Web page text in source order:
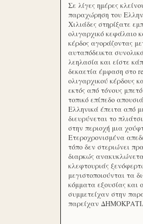
Σε λίγες ημέρες
παραχώρηση του
Χιλιάδες στηρίξατε
ολιγαρχικό κεφάλαιο
κέρδος αγοράζοντας
αυταπόδεικτα
λεηλασία και είστε
δεκαετία έμφαση στο
ολιγαρχικού κέρδους
εκτός από τόνους
τοπικό επίπεδο
Ελληνικά έπειτα από
διευρύνεται το
στην περιοχή μια
Ετεροχρονισμένα
τόπο δεν στεριώνει
διαρκώς
κλεφτουριάς
μεγιστοποιούνται τα
κόμματα εξουσίας και
συμμετείχαν στην
παρείχαν